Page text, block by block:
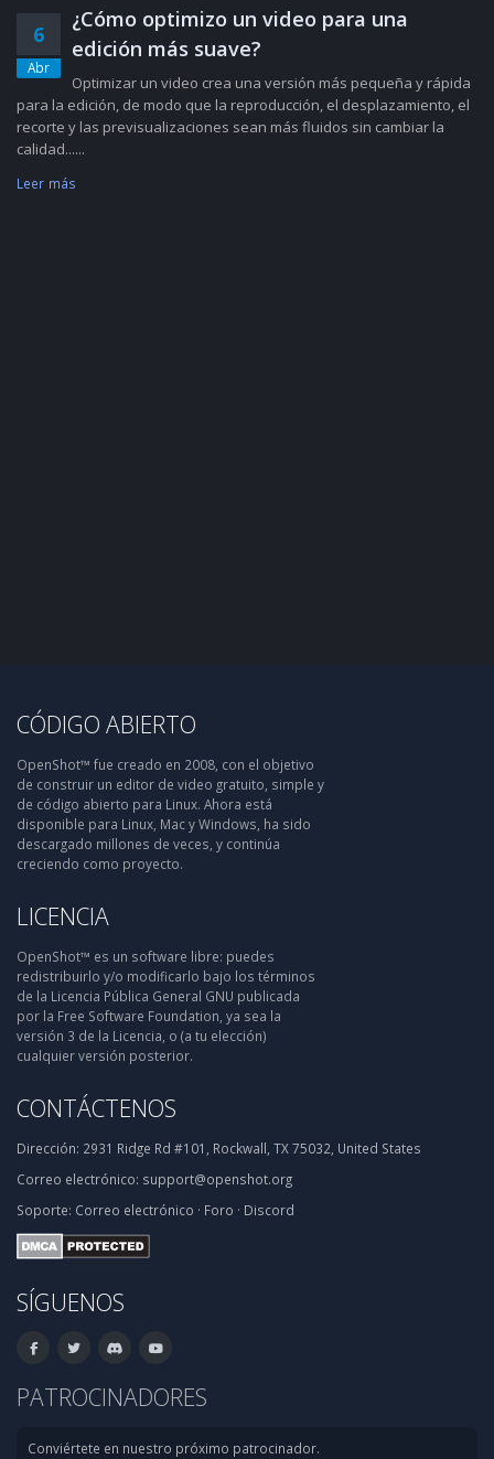
6
Abr
¿Cómo optimizo un video para una
edición más suave?
Optimizar un video crea una versión más pequeña y rápida
para la edición, de modo que la reproducción, el desplazamiento, el
recorte y las previsualizaciones sean más fluidos sin cambiar la
calidad......
Leer más
CÓDIGO ABIERTO
OpenShot™ fue creado en 2008, con el objetivo
de construir un editor de video gratuito, simple y
de código abierto para Linux. Ahora está
disponible para Linux, Mac y Windows, ha sido
descargado millones de veces, y continúa
creciendo como proyecto.
LICENCIA
OpenShot™ es un software libre: puedes
redistribuirlo y/o modificarlo bajo los términos
de la Licencia Pública General GNU publicada
por la Free Software Foundation, ya sea la
versión 3 de la Licencia, o (a tu elección)
cualquier versión posterior.
CONTÁCTENOS
Dirección: 2931 Ridge Rd #101, Rockwall, TX 75032, United States
Correo electrónico: support@openshot.org
Soporte: Correo electrónico · Foro · Discord
SÍGUENOS
PATROCINADORES
Conviértete en nuestro próximo patrocinador.